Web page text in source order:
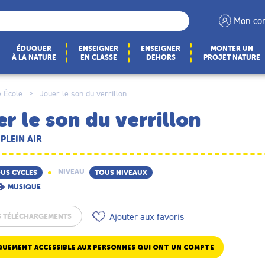
Mon
ÉDUQUER
À LA NATURE
ENSEIGNER
EN CLASSE
ENSEIGNER
DEHORS
MONTER UN
PROJET NATURE
École > Jouer le son du verrillon
le son du verrillon
AIR
CYCLES NIVEAU
TOUS NIVEAUX
MUSIQUE
TÉLÉCHARGEMENTS Ajouter aux favoris
ACCESSIBLE AUX PERSONNES QUI ONT UN COMPTE